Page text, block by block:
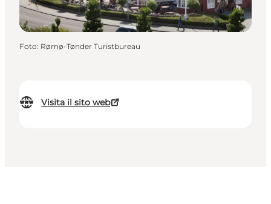
Visita il sito web
Foto: Rømø-Tønder Turistbureau